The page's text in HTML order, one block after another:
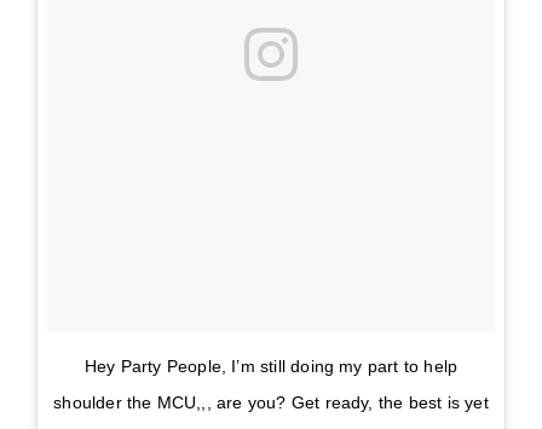
Hey Party People, I’m still doing my part to help
shoulder the MCU,,, are you? Get ready, the best is yet